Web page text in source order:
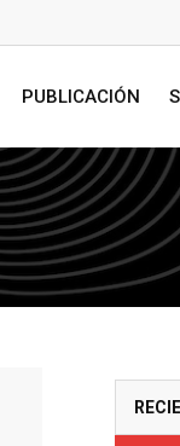
PUBLICACIÓN